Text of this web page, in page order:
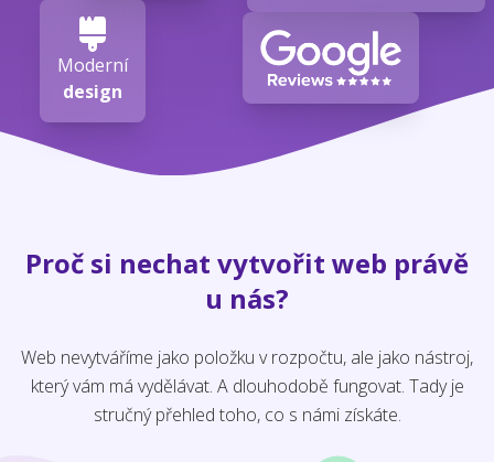
Moderní
design
Proč si nechat vytvořit web právě
u nás?
Web nevytváříme jako položku v rozpočtu, ale jako nástroj,
který vám má vydělávat. A dlouhodobě fungovat. Tady je
stručný přehled toho, co s námi získáte.